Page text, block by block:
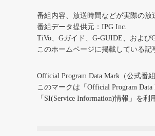
番組内容、放送時間などが実際の放
番組データ提供元：IPG Inc.
TiVo、Gガイド、G-GUIDE、および
このホームページに掲載している記
Official Program Data Mark（公式番
このマークは「Official Program
「SI(Service Information)情報」を